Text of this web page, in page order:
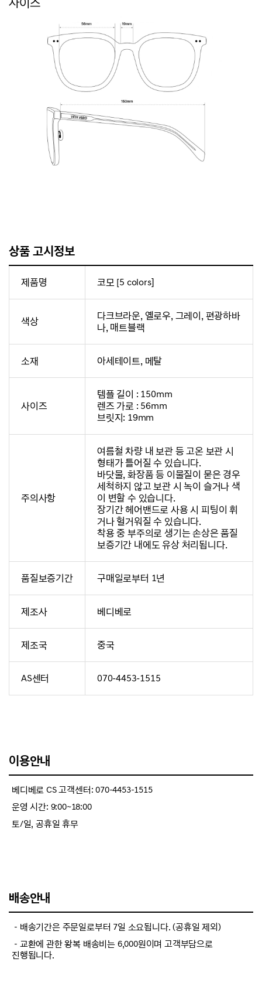
사이즈
상품 고시정보
제품명 코모 [5 colors]
색상
다크브라운, 옐로우, 그레이, 편광하바
나, 매트블랙
소재 아세테이트, 메탈
사이즈
템플 길이 : 150mm
렌즈 가로 : 56mm
브릿지: 19mm
주의사항
여름철 차량 내 보관 등 고온 보관 시
형태가 틀어질 수 있습니다.
바닷물, 화장품 등 이물질이 묻은 경우
세척하지 않고 보관 시 녹이 슬거나 색
이 변할 수 있습니다.
장기간 헤어밴드로 사용 시 피팅이 휘
거나 헐거워질 수 있습니다.
착용 중 부주의로 생기는 손상은 품질
보증기간 내에도 유상 처리됩니다.
품질보증기간 구매일로부터 1년
제조사 베디베로
제조국 중국
AS센터 070-4453-1515
이용안내
베디베로 CS 고객센터: 070-4453-1515
운영 시간: 9:00~18:00
토/일, 공휴일 휴무
배송안내
－배송기간은 주문일로부터 7일 소요됩니다. (공휴일 제외)
－교환에 관한 왕복 배송비는 6,000원이며 고객부담으로
진행됩니다.